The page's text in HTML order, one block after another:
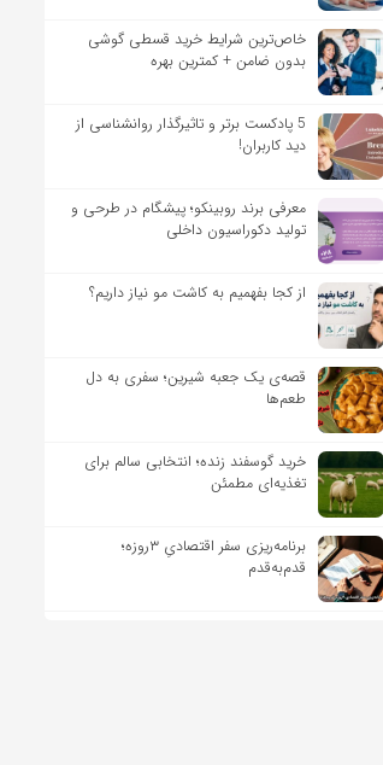
خاص‌ترین شرایط خرید قسطی گوشی
بدون ضامن + کمترین بهره
5 پادکست برتر و تاثیرگذار روانشناسی از
دید کاربران!
معرفی برند روبینکو؛ پیشگام در طرحی و
تولید دکوراسیون داخلی
از کجا بفهمیم به کاشت مو نیاز داریم؟
قصه‌ی یک جعبه شیرین؛ سفری به دل
طعم‌ها
خرید گوسفند زنده؛ انتخابی سالم برای
تغذیه‌ای مطمئن
برنامه‌ریزی سفر اقتصادیِ ۳روزه؛
قدم‌به‌قدم